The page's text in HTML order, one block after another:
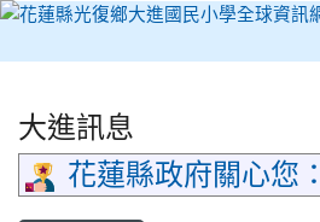
大進訊息
花蓮縣政府關心您